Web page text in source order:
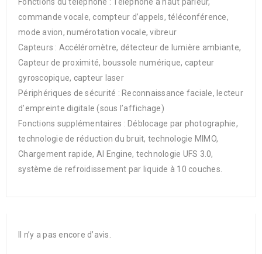
commande vocale, compteur d’appels, téléconférence,
mode avion, numérotation vocale, vibreur
Capteurs : Accéléromètre, détecteur de lumière ambiante,
Capteur de proximité, boussole numérique, capteur
gyroscopique, capteur laser
Périphériques de sécurité : Reconnaissance faciale, lecteur
d’empreinte digitale (sous l’affichage)
Fonctions supplémentaires : Déblocage par photographie,
technologie de réduction du bruit, technologie MIMO,
Chargement rapide, AI Engine, technologie UFS 3.0,
système de refroidissement par liquide à 10 couches.
Il n’y a pas encore d’avis.